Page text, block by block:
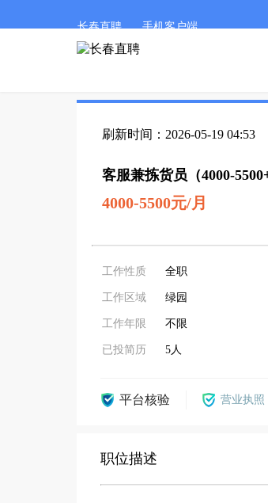
长春直聘 手机客户端
刷新时间：2026-05-19 04:53
客服兼拣货员（4000-
4000-5500元/月
工作性质 全职
工作区域 绿园
工作年限 不限
已投简历 5人
平台核验 营业执照
职位描述